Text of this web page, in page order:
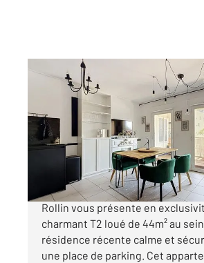
BORDEAUX 33
44,80 m2, 2 pièces
Ref : 15775
Appartement T2 à vendre
236 000 €
Bordeaux, Bassin à flot -
Rollin vous présente en
charmant T2 loué de 44m² au
résidence récente calme et
une place de parking. Cet